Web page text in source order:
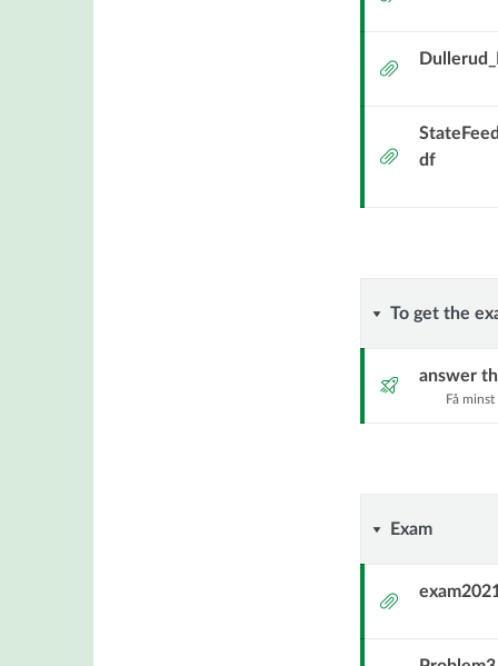
Bilaga
Bilaga df
ToTo get the
Quiz answer
Få minst
Exam
Exam
Bilaga